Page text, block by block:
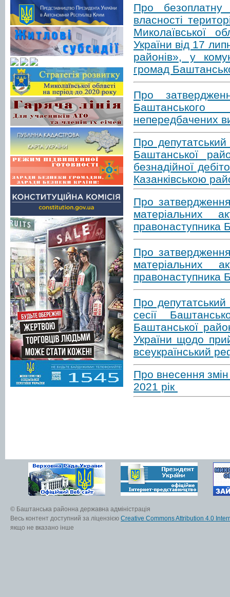
Про
власності
Миколаївської
України від 17
районів», у
громад
Про
Баштанського
непередбачених
Про
Баштанської
безнадійної
Казанківською
Про
матеріальних
правонаступника
Про
матеріальних
правонаступника
Про
сесії
Баштанської
України щодо
всеукраїнський
Про внесення
2021 рік
© Баштанська районна державна адміністрація
Весь контент доступний за ліцензією Creative Commons Attribution 4.0
якщо не вказано інше